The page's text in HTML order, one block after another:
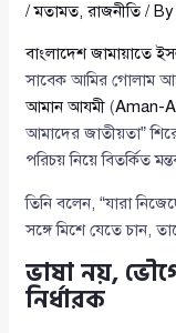
/মতামত,রাজনীতি/ By
বাংলাদেশ জামায়াতে
সাবেক আমির গোলাম
আমান আযমী (Aman-
আমাদের জাতীয়তা”
পরিচয় নিয়ে বিতর্কিত
তিনি বলেন, “যারা
সঙ্গে মিশে যেতে চান,
ভাষা নয়,
নির্ধারক